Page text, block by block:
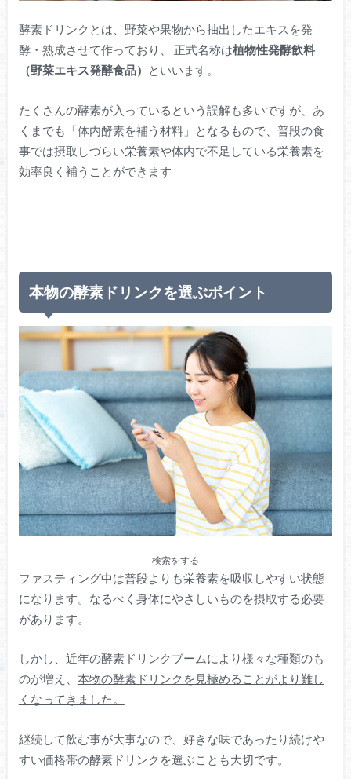
酵素ドリンクとは、野菜や果物から抽出したエキスを発
酵・熟成させて作っており、 正式名称は植物性発酵飲料
（野菜エキス発酵食品）
といいます。
たくさんの酵素が入っているという誤解も多いですが、あ
くまでも「体内酵素を補う材料」となるもので、普段の食
事では摂取しづらい栄養素や体内で不足している栄養素を
効率良く補うことができます
本物の酵素ドリンクを選ぶポイント
検索をする
ファスティング中は普段よりも栄養素を吸収しやすい状態
になります。なるべく身体にやさしいものを摂取する必要
があります。
しかし、近年の酵素ドリンクブームにより様々な種類のも
のが増え、 本物の酵素ドリンクを見極めることがより難し
くなってきました。
継続して飲む事が大事なので、好きな味であったり続けや
すい価格帯の酵素ドリンクを選ぶことも大切です。